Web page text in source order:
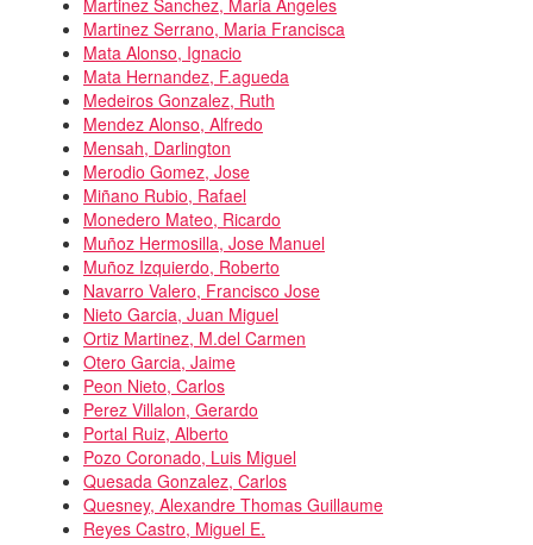
Martinez Serrano, Maria Francisca
Mata Alonso, Ignacio
Mata Hernandez, F.agueda
Medeiros Gonzalez, Ruth
Mendez Alonso, Alfredo
Mensah, Darlington
Merodio Gomez, Jose
Miñano Rubio, Rafael
Monedero Mateo, Ricardo
Muñoz Hermosilla, Jose Manuel
Muñoz Izquierdo, Roberto
Navarro Valero, Francisco Jose
Nieto Garcia, Juan Miguel
Ortiz Martinez, M.del Carmen
Otero Garcia, Jaime
Peon Nieto, Carlos
Perez Villalon, Gerardo
Portal Ruiz, Alberto
Pozo Coronado, Luis Miguel
Quesada Gonzalez, Carlos
Quesney, Alexandre Thomas Guillaume
Reyes Castro, Miguel E.